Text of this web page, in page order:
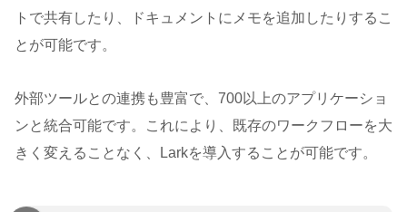
トで共有したり、ドキュメントにメモを追加したりするこ
とが可能です。
外部ツールとの連携も豊富で、700以上のアプリケーショ
ンと統合可能です。これにより、既存のワークフローを大
きく変えることなく、Larkを導入することが可能です。